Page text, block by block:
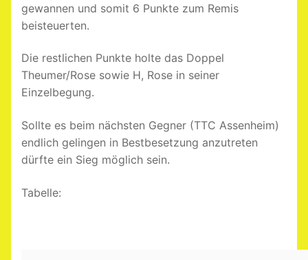
gewannen und somit 6 Punkte zum Remis
beisteuerten.
Die restlichen Punkte holte das Doppel
Theumer/Rose sowie H, Rose in seiner
Einzelbegung.
Sollte es beim nächsten Gegner (TTC Assenheim)
endlich gelingen in Bestbesetzung anzutreten
dürfte ein Sieg möglich sein.
Tabelle: